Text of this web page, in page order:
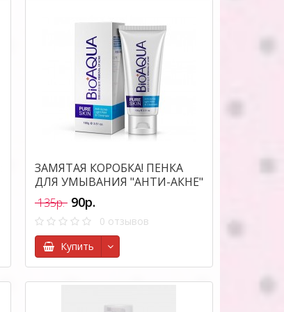
ЗАМЯТАЯ КОРОБКА! ПЕНКА
ДЛЯ УМЫВАНИЯ "АНТИ-АКНЕ"
ДЛЯ ПРОБЛЕМНОЙ КОЖИ
BIOAQUA
135р. 90р.
0 отзывов
Купить